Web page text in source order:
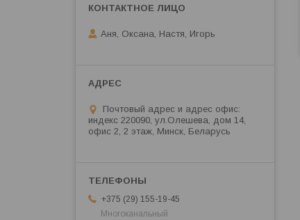
Аня, Оксана, Настя, Игорь
Почтовый адрес и адрес офис:
индекс 220090, ул.Олешева, дом 14,
офис 2, 2 этаж, Минск, Беларусь
+375 (29) 155-19-45
Многоканальный